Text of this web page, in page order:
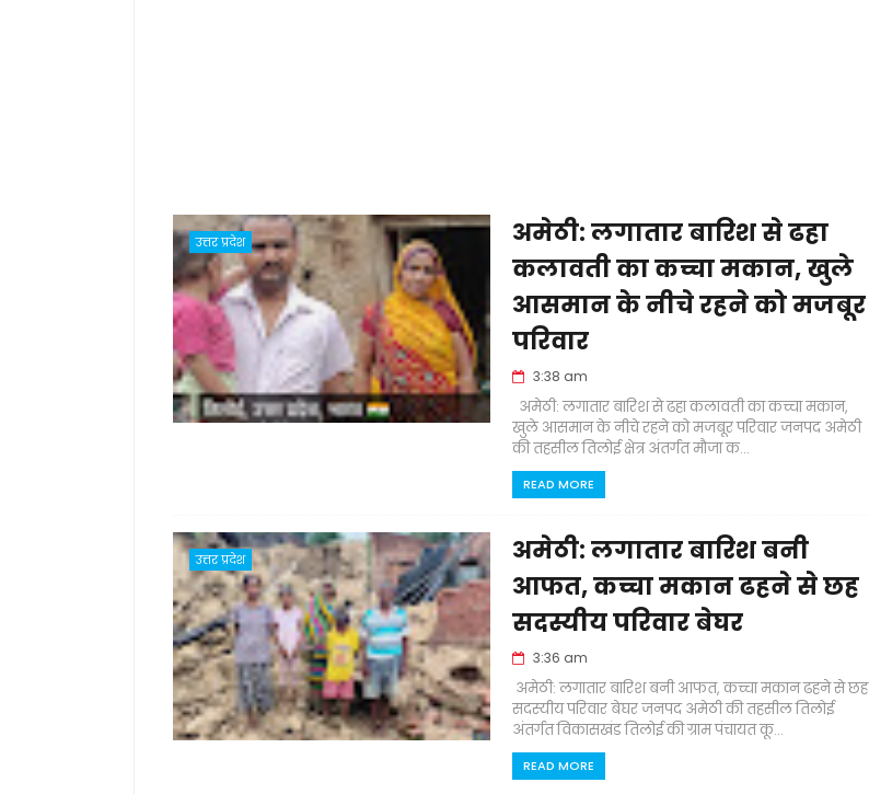
उत्तर प्रदेश
अमेठी: लगातार बारिश से ढहा
कलावती का कच्चा मकान, खुले
आसमान के नीचे रहने को मजबूर
परिवार
3:38 am
अमेठी: लगातार बारिश से ढहा कलावती का कच्चा मकान,
खुले आसमान के नीचे रहने को मजबूर परिवार जनपद अमेठी
की तहसील तिलोई क्षेत्र अंतर्गत मौजा क...
READ MORE
उत्तर प्रदेश
अमेठी: लगातार बारिश बनी
आफत, कच्चा मकान ढहने से छह
सदस्यीय परिवार बेघर
3:36 am
अमेठी: लगातार बारिश बनी आफत, कच्चा मकान ढहने से छह
सदस्यीय परिवार बेघर जनपद अमेठी की तहसील तिलोई
अंतर्गत विकासखंड तिलोई की ग्राम पंचायत कू...
READ MORE